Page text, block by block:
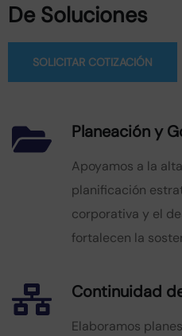
De Soluciones
SOLICITAR COTIZACIÓN
Planeación y
Apoyamos a la
planificación
corporativa y el
fortalecen la
Continuidad
Elaboramos